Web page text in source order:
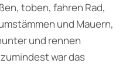
toben, fahren Rad,
und Mauern,
und rennen
war das